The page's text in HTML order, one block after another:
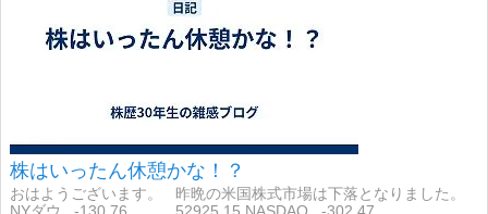
株はいったん休憩かな！？
おはようございます。 昨晩の米国株式市場は下落となりました。